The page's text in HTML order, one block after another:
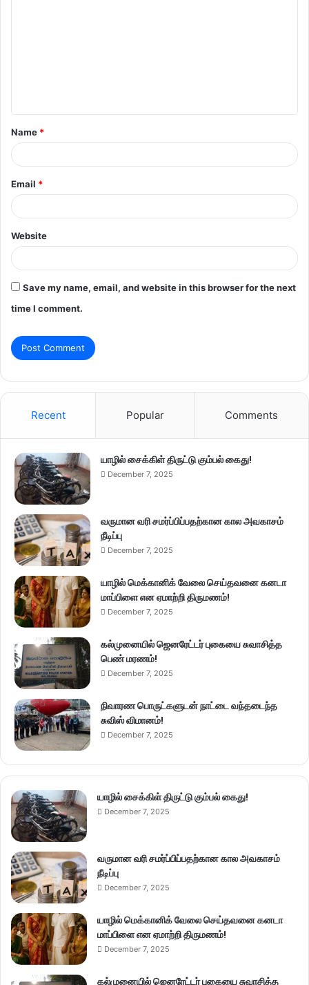
t
*
Name *
Email *
Website
Save my name, email, and website in this browser for the next
time I comment.
Recent Popular Comments
யாழில் சைக்கிள் திருட்டு கும்பல் கைது!
December 7, 2025
வருமான வரி சமர்ப்பிப்பதற்கான கால அவகாசம்
நீடிப்பு
December 7, 2025
யாழில் மெக்கானிக் வேலை செய்தவனை கனடா
மாப்பிளை என ஏமாற்றி திருமணம்!
December 7, 2025
கல்முனையில் ஜெனரேட்டர் புகையை சுவாசித்த
பெண் மரணம்!
December 7, 2025
நிவாரண பொருட்களுடன் நாட்டை வந்தடைந்த
சுவிஸ் விமானம்!
December 7, 2025
யாழில் சைக்கிள் திருட்டு கும்பல் கைது!
December 7, 2025
வருமான வரி சமர்ப்பிப்பதற்கான கால அவகாசம்
நீடிப்பு
December 7, 2025
யாழில் மெக்கானிக் வேலை செய்தவனை கனடா
மாப்பிளை என ஏமாற்றி திருமணம்!
December 7, 2025
கல்முனையில் ஜெனரேட்டர் புகையை சுவாசித்த